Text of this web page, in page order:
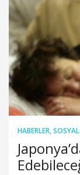
HABERLER,